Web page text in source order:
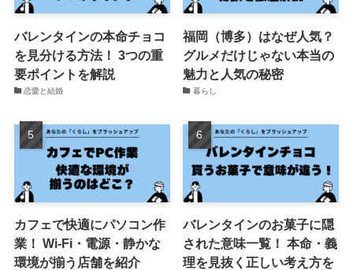
バレンタインの本命チョコ
を見分ける方法！ 3つの重
要ポイントを解説
恋愛と結婚
福岡（博多）はなぜ人気？
グルメだけじゃない本当の
魅力と人気の秘密
暮らし
カフェで快適にパソコン作
業！ Wi-Fi・電源・静かな
環境が揃う店舗を紹介
バレンタインのお菓子に隠
された意味一覧！ 本命・義
理を見抜く正しい考え方を